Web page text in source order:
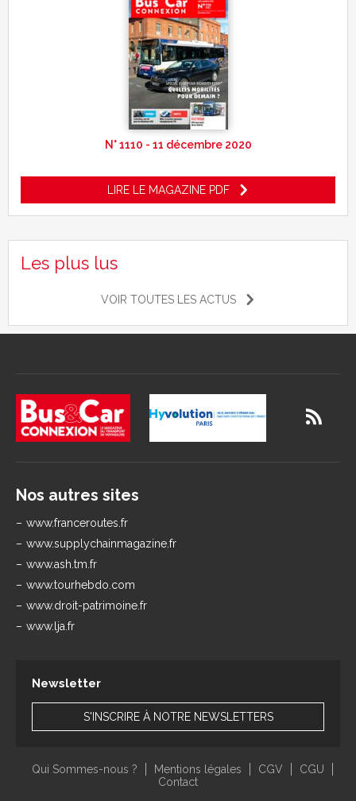
N° 1110 - 11 décembre 2020
LIRE LE MAGAZINE PDF
Les plus lus
VOIR TOUTES LES ACTUS
Nos autres sites
www.franceroutes.fr
www.supplychainmagazine.fr
www.ash.tm.fr
www.tourhebdo.com
www.droit-patrimoine.fr
www.lja.fr
Newsletter
S'INSCRIRE À NOTRE NEWSLETTERS
Qui Sommes-nous ? Mentions légales CGV
CGU
Contact